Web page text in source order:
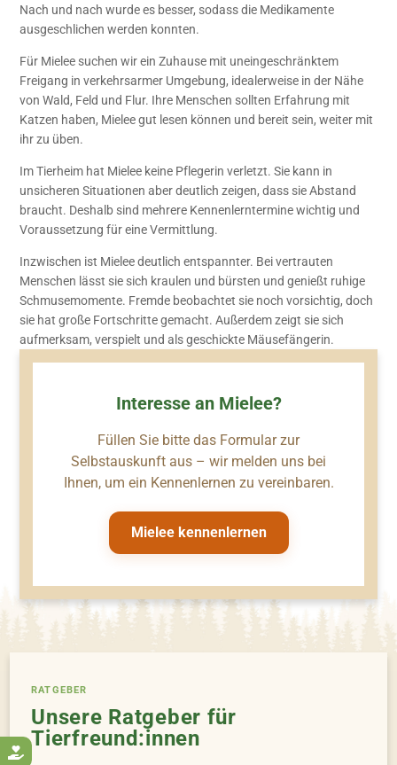

Nach und nach wurde es besser, sodass die Medikamente
ausgeschlichen werden konnten.
Für Mielee suchen wir ein Zuhause mit uneingeschränktem
Freigang in verkehrsarmer Umgebung, idealerweise in der Nähe
von Wald, Feld und Flur. Ihre Menschen sollten Erfahrung mit
Katzen haben, Mielee gut lesen können und bereit sein, weiter mit
ihr zu üben.
Im Tierheim hat Mielee keine Pflegerin verletzt. Sie kann in
unsicheren Situationen aber deutlich zeigen, dass sie Abstand
braucht. Deshalb sind mehrere Kennenlerntermine wichtig und
Voraussetzung für eine Vermittlung.
Inzwischen ist Mielee deutlich entspannter. Bei vertrauten
Menschen lässt sie sich kraulen und bürsten und genießt ruhige
Schmusemomente. Fremde beobachtet sie noch vorsichtig, doch
sie hat große Fortschritte gemacht. Außerdem zeigt sie sich
aufmerksam, verspielt und als geschickte Mäusefängerin.
Interesse an Mielee?
Füllen Sie bitte das Formular zur
Selbstauskunft aus – wir melden uns bei
Ihnen, um ein Kennenlernen zu vereinbaren.
Mielee kennenlernen
RATGEBER
Unsere Ratgeber für
Tierfreund:innen